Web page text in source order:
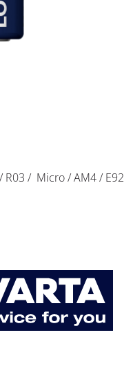
R03 / Micro / AM4 / E92